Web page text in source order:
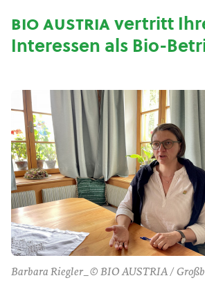
bio austriavertritt
Interessen als Bio-
Barbara Riegler_© BIO AUSTRIA /